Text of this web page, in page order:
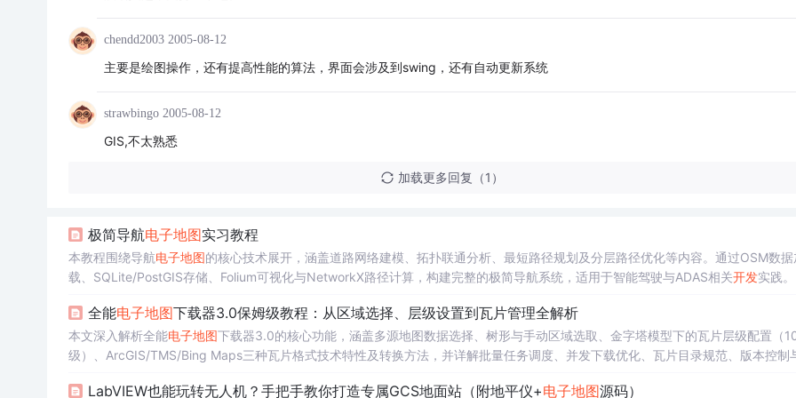
chendd2003 2005-08-12
主要是绘图操作，还有提高性能的算法，界面会涉及到swing，还有自动更新系统
strawbingo 2005-08-12
GIS,不太熟悉
加载更多回复（1）
极简导航电子地图实习教程
本教程围绕导航电子地图的核心技术展开，涵盖道路网络建模、拓扑联通分析、最短路径规划及分层路径优化等内容。通过OSM数据
载、SQLite/PostGIS存储、Folium可视化与NetworkX路径计算，构建完整的极简导航系统，适用于智能驾驶与ADAS相关开发实践。
全能电子地图下载器3.0保姆级教程：从区域选择、层级设置到瓦片管理全解析
本文深入解析全能电子地图下载器3.0的核心功能，涵盖多源地图数据选择、树形与手动区域选取、金字塔模型下的瓦片层级配置（
级）、ArcGIS/TMS/Bing Maps三种瓦片格式技术特性及转换方法，并详解批量任务调度、并发下载优化、瓦片目录规范、版本控制
LabVIEW也能玩转无人机？手把手教你打造专属GCS地面站（附地平仪+电子地图源码）